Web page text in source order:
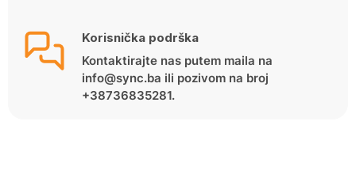
Korisnička podrška
Kontaktirajte nas putem maila na
info@sync.ba ili pozivom na broj
+38736835281.